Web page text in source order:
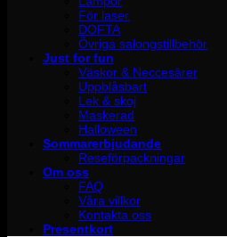
För laser
DOFTA
Övriga salongstillbehör
Just for fun
Väskor & Neccesärer
Uppblåsbart
Lek & skoj
Maskerad
Halloween
Sommarerbjudande
Reseförpackningar
Om oss
FAQ
Våra villkor
Kontakta oss
Presentkort